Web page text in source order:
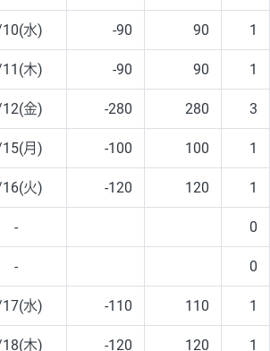
水) -90 90 1
木) -90 90 1
金) -280 280 3
月) -100 100 1
火) -120 120 1
- 0
- 0
水) -110 110 1
木) -120 120 1